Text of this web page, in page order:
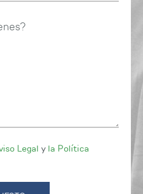
Legal y la Política